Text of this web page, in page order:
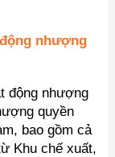
nhượng
động nhượng
quyền
bao gồm cả
Khu chế xuất,